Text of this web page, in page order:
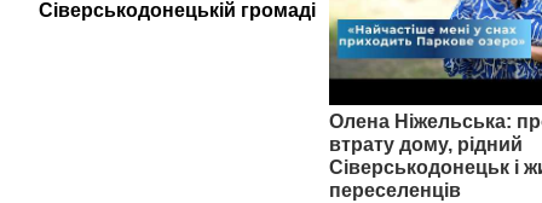
Сіверськодонецькій громаді
Олена Ніжельська:
втрату дому, рідний
Сіверськодонецьк і
переселенців